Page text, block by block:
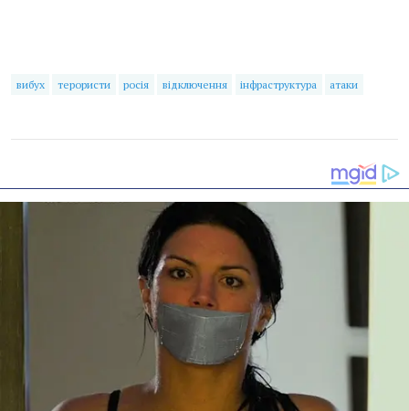
вибух терористи росія відключення інфраструктура атаки